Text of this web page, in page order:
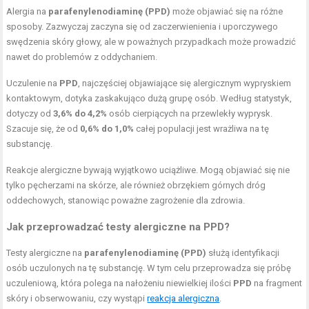
Alergia na parafenylenodiaminę (PPD) może objawiać się na różne
sposoby. Zazwyczaj zaczyna się od zaczerwienienia i uporczywego
swędzenia skóry głowy, ale w poważnych przypadkach może prowadzić
nawet do problemów z oddychaniem.
Uczulenie na PPD , najczęściej objawiające się alergicznym wypryskiem
kontaktowym, dotyka zaskakująco dużą grupę osób. Według statystyk,
dotyczy od3,6% do 4,2% osób cierpiących na przewlekły wyprysk.
Szacuje się, że od 0,6% do 1,0% całej populacji jest wrażliwa na tę
substancję.
Reakcje alergiczne bywają wyjątkowo uciążliwe. Mogą objawiać się nie
tylko pęcherzami na skórze, ale również obrzękiem górnych dróg
oddechowych, stanowiąc poważne zagrożenie dla zdrowia.
Jak przeprowadzać testy alergiczne na PPD?
Testy alergiczne na parafenylenodiaminę (PPD) służą identyfikacji
osób uczulonych na tę substancję. W tym celu przeprowadza się próbę
uczuleniową, która polega na nałożeniu niewielkiej ilości PPD na fragment
skóry i obserwowaniu, czy wystąpireakcja alergiczna